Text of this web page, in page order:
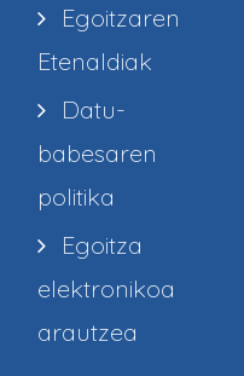
Egoitzaren
Etenaldiak
Datu-
babesaren
politika
Egoitza
elektronikoa
arautzea